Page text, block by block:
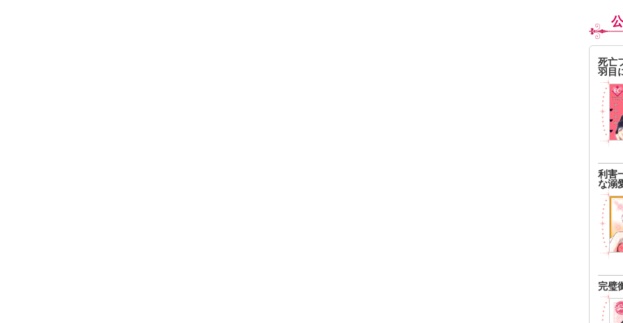
死亡
羽目
利害
な溺
完璧